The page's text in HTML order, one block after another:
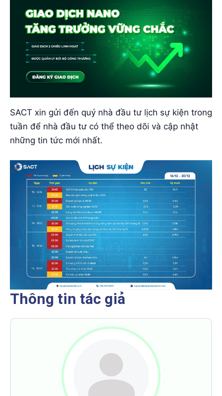
SACT xin gửi đến quý nhà đầu tư lịch sự kiện trong
tuần để nhà đầu tư có thể theo dõi và cập nhật
những tin tức mới nhất.
Thông tin tác giả